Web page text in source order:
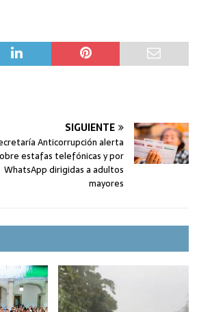
SIGUIENTE
Anticorrupción alerta
estafas telefónicas y por
WhatsApp dirigidas a adultos
mayores